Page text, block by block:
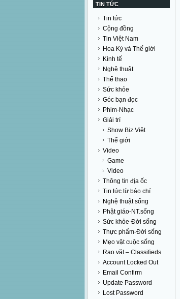
TIN TỨC
Tin tức
Cộng đồng
Tin Việt Nam
Hoa Kỳ và Thế giới
Kinh tế
Nghệ thuật
Thể thao
Sức khỏe
Góc bạn đọc
Phim-Nhạc
Giải trí
Show Biz Việt
Thế giới
Video
Game
Video
Thông tin địa ốc
Tin tức từ báo chí
Nghệ thuật sống
Phật giáo-NT.sống
Sức khỏe-Đời sống
Thực phẩm-Đời sống
Mẹo vặt cuộc sống
Rao vặt – Classifieds
Account Locked Out
Email Confirm
Update Password
Lost Password